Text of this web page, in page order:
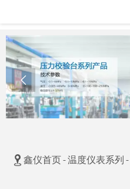

 鑫仪首页 -温度仪表系列 -